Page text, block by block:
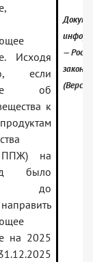
Исходя
если
об
к
на
было
до
на 2025
—